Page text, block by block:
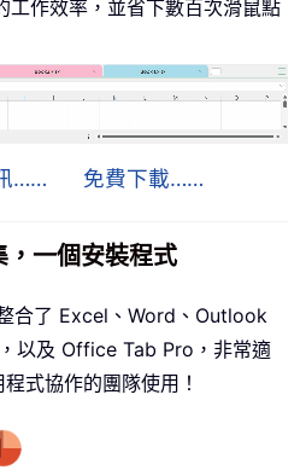
工作效率，並省下數百次滑鼠點
…… 免費下載……
一個安裝程式
合了 Excel、Word、Outlook
以及 Office Tab Pro，非常適
式協作的團隊使用！